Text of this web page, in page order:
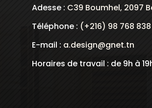
Adesse : C39 Boumhel, 2097
Téléphone : (+216) 98 768 838
E-mail : a.design@gnet.tn
Horaires de travail : de 9h à